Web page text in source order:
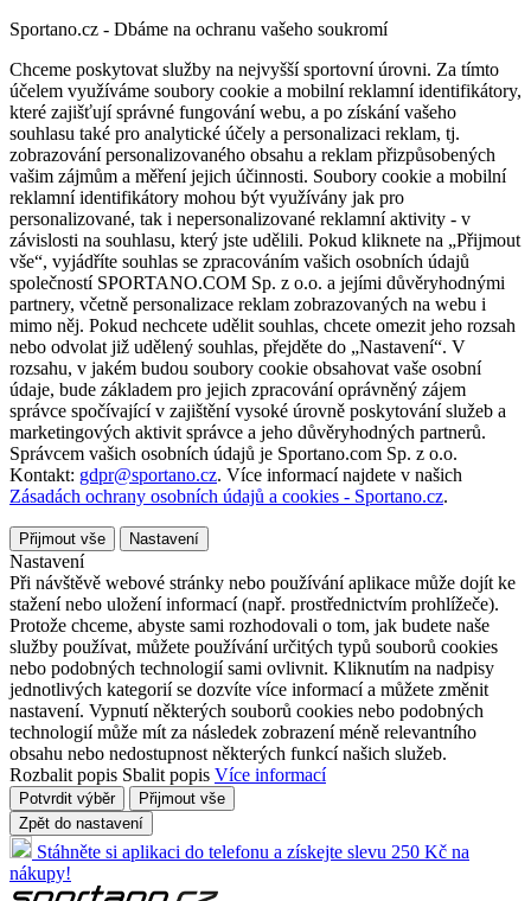
Sportano.cz - Dbáme na ochranu vašeho soukromí
Chceme poskytovat služby na nejvyšší sportovní úrovni. Za tímto
účelem využíváme soubory cookie a mobilní reklamní identifikátory,
které zajišťují správné fungování webu, a po získání vašeho
souhlasu také pro analytické účely a personalizaci reklam, tj.
zobrazování personalizovaného obsahu a reklam přizpůsobených
vašim zájmům a měření jejich účinnosti. Soubory cookie a mobilní
reklamní identifikátory mohou být využívány jak pro
personalizované, tak i nepersonalizované reklamní aktivity - v
závislosti na souhlasu, který jste udělili. Pokud kliknete na „Přijmout
vše“, vyjádříte souhlas se zpracováním vašich osobních údajů
společností SPORTANO.COM Sp. z o.o. a jejími důvěryhodnými
partnery, včetně personalizace reklam zobrazovaných na webu i
mimo něj. Pokud nechcete udělit souhlas, chcete omezit jeho rozsah
nebo odvolat již udělený souhlas, přejděte do „Nastavení“. V
rozsahu, v jakém budou soubory cookie obsahovat vaše osobní
údaje, bude základem pro jejich zpracování oprávněný zájem
správce spočívající v zajištění vysoké úrovně poskytování služeb a
marketingových aktivit správce a jeho důvěryhodných partnerů.
Správcem vašich osobních údajů je Sportano.com Sp. z o.o.
Kontakt: gdpr@sportano.cz. Více informací najdete v našich
Zásadách ochrany osobních údajů a cookies - Sportano.cz.
Přijmout vše Nastavení
Nastavení
Při návštěvě webové stránky nebo používání aplikace může dojít ke
stažení nebo uložení informací (např. prostřednictvím prohlížeče).
Protože chceme, abyste sami rozhodovali o tom, jak budete naše
služby používat, můžete používání určitých typů souborů cookies
nebo podobných technologií sami ovlivnit. Kliknutím na nadpisy
jednotlivých kategorií se dozvíte více informací a můžete změnit
nastavení. Vypnutí některých souborů cookies nebo podobných
technologií může mít za následek zobrazení méně relevantního
obsahu nebo nedostupnost některých funkcí našich služeb.
Rozbalit popis Sbalit popis Více informací
Potvrdit výběr
Přijmout vše
Zpět do nastavení
Stáhněte si aplikaci do telefonu a získejte slevu 250 Kč na
nákupy!